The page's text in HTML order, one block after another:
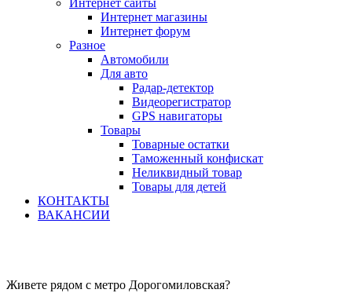
Интернет сайты
Интернет магазины
Интернет форум
Разное
Автомобили
Для авто
Радар-детектор
Видеорегистратор
GPS навигаторы
Товары
Товарные остатки
Таможенный конфискат
Неликвидный товар
Товары для детей
КОНТАКТЫ
ВАКАНСИИ
Живете рядом с метро Дорогомиловская?